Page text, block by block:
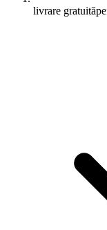
livrare gratuită